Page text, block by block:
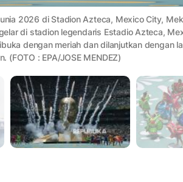
2026 di Stadion Azteca, Mexico City,
di stadion legendaris Estadio Azteca,
dengan meriah dan dilanjutkan dengan
(FOTO : EPA/JOSE MENDEZ)